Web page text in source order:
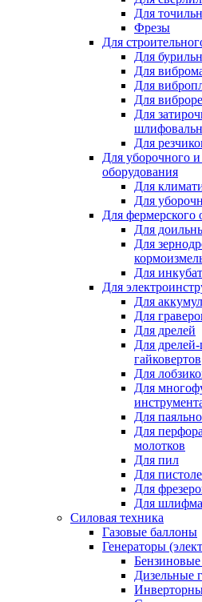
Для
Фрезы
Для
Для
Для
Для
Для
Для
Для
Для уборочного
оборудования
Для
Для
Для фермерского
Для
Для
Для
Для
Для
Для
Для дрелей
Для
гайковертов
Для
Для
Для
Для
молотков
Для пил
Для
Для
Для
Силовая техника
Газовые баллоны
Генераторы
Дизельные